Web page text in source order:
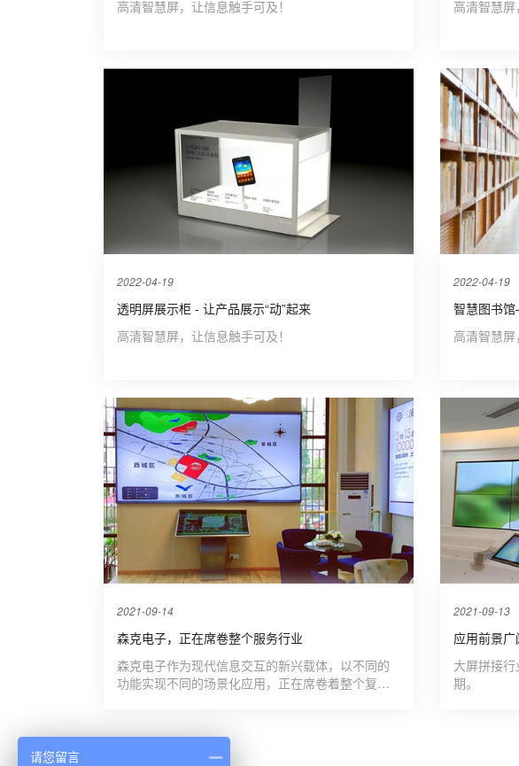
高清智慧屏，让信息触手可及！
高清智慧屏
2022-04-19
透明屏展示柜 - 让产品展示“动”起来
高清智慧屏，让信息触手可及！
2022-04-19
智慧图书
高清智慧屏
2021-09-14
森克电子，正在席卷整个服务行业
森克电子作为现代信息交互的新兴载体，以不同的
功能实现不同的场景化应用，正在席卷着整个复杂
2021-09-13
应用前景
大屏拼接
期。
请您留言